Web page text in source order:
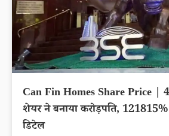
Can Fin Homes Share Price |
शेयर ने बनाया करोड़पति, 121815%
डिटेल